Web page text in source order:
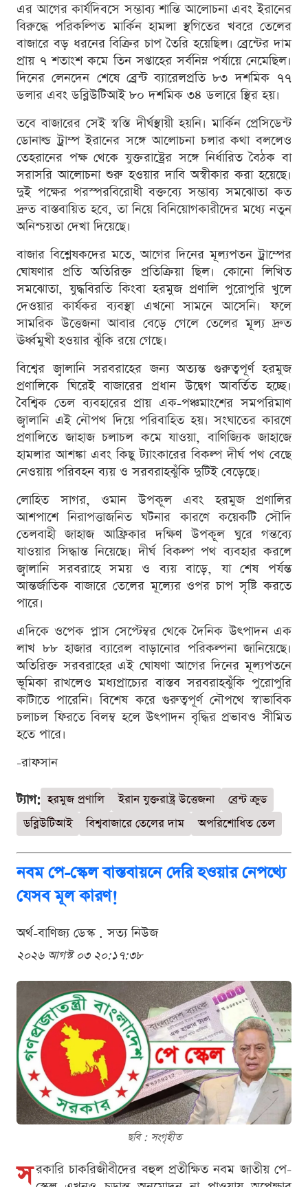
এর আগের কার্যদিবসে সম্ভাব্য শান্তি আলোচনা এবং ইরানের
বিরুদ্ধে পরিকল্পিত মার্কিন হামলা স্থগিতের খবরে তেলের
বাজারে বড় ধরনের বিক্রির চাপ তৈরি হয়েছিল। ব্রেন্টের দাম
প্রায় ৭ শতাংশ কমে তিন সপ্তাহের সর্বনিম্ন পর্যায়ে নেমেছিল।
দিনের লেনদেন শেষে ব্রেন্ট ব্যারেলপ্রতি ৮৩ দশমিক ৭৭
ডলার এবং ডব্লিউটিআই ৮০ দশমিক ৩৪ ডলারে স্থির হয়।
তবে বাজারের সেই স্বস্তি দীর্ঘস্থায়ী হয়নি। মার্কিন প্রেসিডেন্ট
ডোনাল্ড ট্রাম্প ইরানের সঙ্গে আলোচনা চলার কথা বললেও
তেহরানের পক্ষ থেকে যুক্তরাষ্ট্রের সঙ্গে নির্ধারিত বৈঠক বা
সরাসরি আলোচনা শুরু হওয়ার দাবি অস্বীকার করা হয়েছে।
দুই পক্ষের পরস্পরবিরোধী বক্তব্যে সম্ভাব্য সমঝোতা কত
দ্রুত বাস্তবায়িত হবে, তা নিয়ে বিনিয়োগকারীদের মধ্যে নতুন
অনিশ্চয়তা দেখা দিয়েছে।
বাজার বিশ্লেষকদের মতে, আগের দিনের মূল্যপতন ট্রাম্পের
ঘোষণার প্রতি অতিরিক্ত প্রতিক্রিয়া ছিল। কোনো লিখিত
সমঝোতা, যুদ্ধবিরতি কিংবা হরমুজ প্রণালি পুরোপুরি খুলে
দেওয়ার কার্যকর ব্যবস্থা এখনো সামনে আসেনি। ফলে
সামরিক উত্তেজনা আবার বেড়ে গেলে তেলের মূল্য দ্রুত
ঊর্ধ্বমুখী হওয়ার ঝুঁকি রয়ে গেছে।
বিশ্বের জ্বালানি সরবরাহের জন্য অত্যন্ত গুরুত্বপূর্ণ হরমুজ
প্রণালিকে ঘিরেই বাজারের প্রধান উদ্বেগ আবর্তিত হচ্ছে।
বৈশ্বিক তেল ব্যবহারের প্রায় এক-পঞ্চমাংশের সমপরিমাণ
জ্বালানি এই নৌপথ দিয়ে পরিবাহিত হয়। সংঘাতের কারণে
প্রণালিতে জাহাজ চলাচল কমে যাওয়া, বাণিজ্যিক জাহাজে
হামলার আশঙ্কা এবং কিছু ট্যাংকারের বিকল্প দীর্ঘ পথ বেছে
নেওয়ায় পরিবহন ব্যয় ও সরবরাহঝুঁকি দুটিই বেড়েছে।
লোহিত সাগর, ওমান উপকূল এবং হরমুজ প্রণালির
আশপাশে নিরাপত্তাজনিত ঘটনার কারণে কয়েকটি সৌদি
তেলবাহী জাহাজ আফ্রিকার দক্ষিণ উপকূল ঘুরে গন্তব্যে
যাওয়ার সিদ্ধান্ত নিয়েছে। দীর্ঘ বিকল্প পথ ব্যবহার করলে
জ্বালানি সরবরাহে সময় ও ব্যয় বাড়ে, যা শেষ পর্যন্ত
আন্তর্জাতিক বাজারে তেলের মূল্যের ওপর চাপ সৃষ্টি করতে
পারে।
এদিকে ওপেক প্লাস সেপ্টেম্বর থেকে দৈনিক উৎপাদন এক
লাখ ৮৮ হাজার ব্যারেল বাড়ানোর পরিকল্পনা জানিয়েছে।
অতিরিক্ত সরবরাহের এই ঘোষণা আগের দিনের মূল্যপতনে
ভূমিকা রাখলেও মধ্যপ্রাচ্যের বাস্তব সরবরাহঝুঁকি পুরোপুরি
কাটাতে পারেনি। বিশেষ করে গুরুত্বপূর্ণ নৌপথে স্বাভাবিক
চলাচল ফিরতে বিলম্ব হলে উৎপাদন বৃদ্ধির প্রভাবও সীমিত
হতে পারে।
-রাফসান
ট্যাগ: হরমুজ প্রণালি ইরান যুক্তরাষ্ট্র উত্তেজনা
ব্রেন্ট ক্রুড
ডব্লিউটিআই
বিশ্ববাজারে তেলের দাম অপরিশোধিত তেল
নবম পে-স্কেল বাস্তবায়নে দেরি হওয়ার নেপথ্যে
যেসব মূল কারণ!
অর্থ-বাণিজ্য ডেস্ক . সত্য নিউজ
২০২৬ আগস্ট ০৩ ২০:১৭:৩৮
ছবি : সংগৃহীত
স রকারি চাকরিজীবীদের বহুল প্রতীক্ষিত নবম জাতীয় পে-